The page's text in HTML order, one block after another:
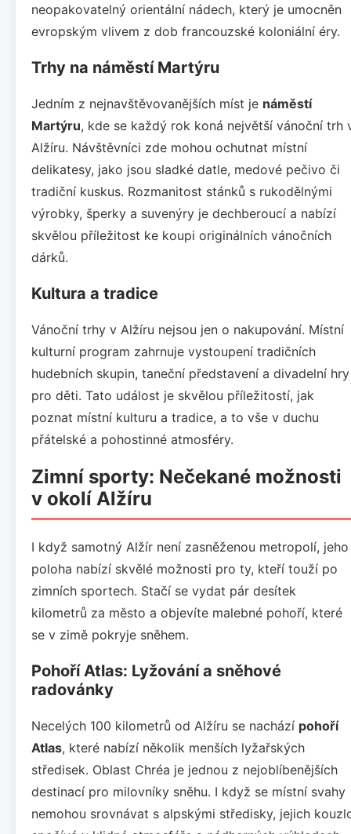
neopakovatelný orientální nádech, který je umocněn
evropským vlivem z dob francouzské koloniální éry.
Trhy na náměstí Martýru
Jedním z nejnavštěvovanějších míst je náměstí
Martýru, kde se každý rok koná největší vánoční trh
Alžíru. Návštěvníci zde mohou ochutnat místní
delikatesy, jako jsou sladké datle, medové pečivo či
tradiční kuskus. Rozmanitost stánků s rukodělnými
výrobky, šperky a suvenýry je dechberoucí a nabízí
skvělou příležitost ke koupi originálních vánočních
dárků.
Kultura a tradice
Vánoční trhy v Alžíru nejsou jen o nakupování. Místní
kulturní program zahrnuje vystoupení tradičních
hudebních skupin, taneční představení a divadelní hry
pro děti. Tato událost je skvělou příležitostí, jak
poznat místní kulturu a tradice, a to vše v duchu
přátelské a pohostinné atmosféry.
Zimní sporty: Nečekané možnosti
v okolí Alžíru
I když samotný Alžír není zasněženou metropolí, jeho
poloha nabízí skvělé možnosti pro ty, kteří touží po
zimních sportech. Stačí se vydat pár desítek
kilometrů za město a objevíte malebné pohoří, které
se v zimě pokryje sněhem.
Pohoří Atlas: Lyžování a sněhové
radovánky
Necelých 100 kilometrů od Alžíru se nachází pohoří
Atlas, které nabízí několik menších lyžařských
středisek. Oblast Chréa je jednou z nejoblíbenějších
destinací pro milovníky sněhu. I když se místní svahy
nemohou srovnávat s alpskými středisky, jejich